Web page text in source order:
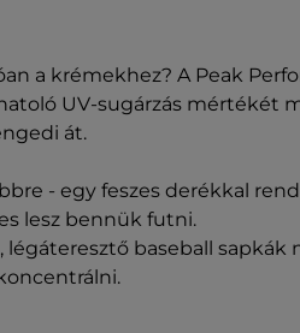
a krémekhez? A Peak
UV-sugárzás mértékét
át.
- egy feszes derékkal
lesz bennük futni.
baseball sapkák